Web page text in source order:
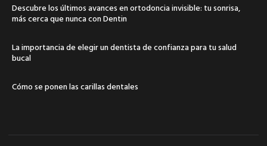
Descubre los últimos avances en ortodoncia invisible: tu sonrisa,
más cerca que nunca con Dentin
La importancia de elegir un dentista de confianza para tu salud
bucal
Cómo se ponen las carillas dentales